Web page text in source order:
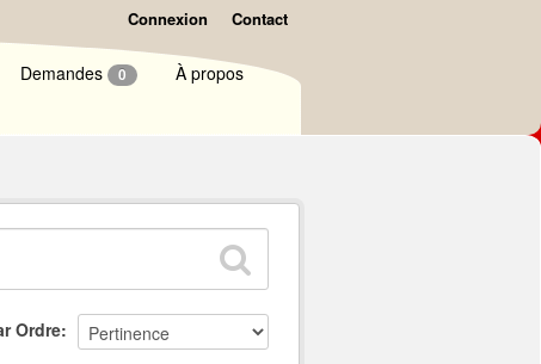
Connexion Contact
Demandes 0 À propos
Ordre